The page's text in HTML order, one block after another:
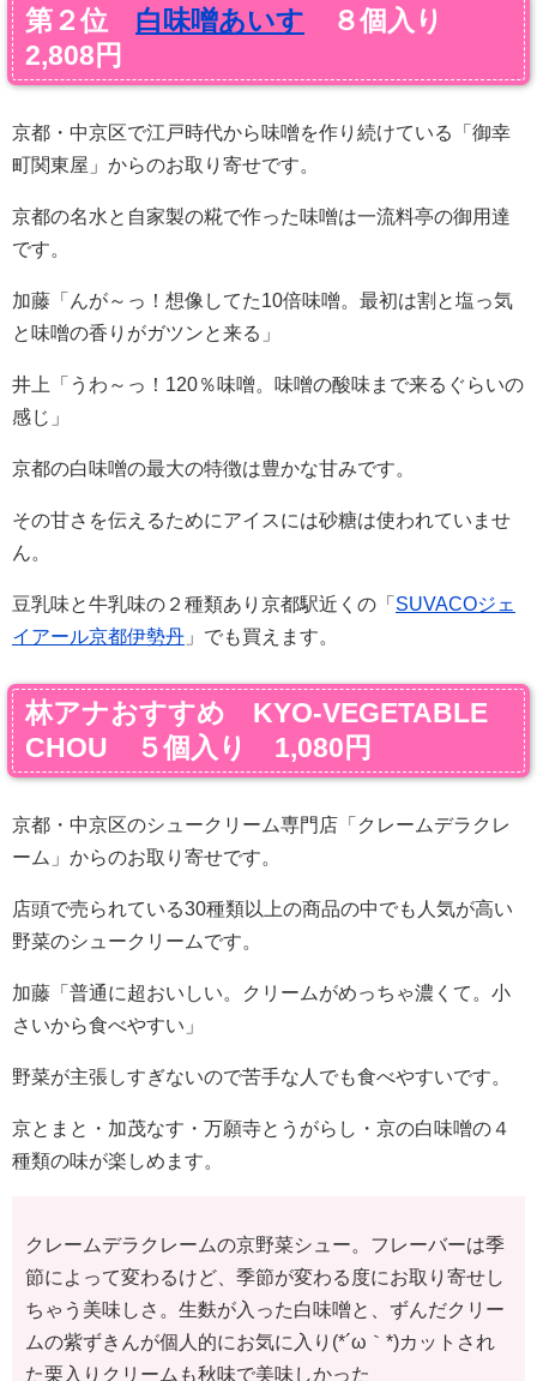
第２位 白味噌あいす ８個入り
2,808円
京都・中京区で江戸時代から味噌を作り続けている「御幸
町関東屋」からのお取り寄せです。
京都の名水と自家製の糀で作った味噌は一流料亭の御用達
です。
加藤「んが～っ！想像してた10倍味噌。最初は割と塩っ気
と味噌の香りがガツンと来る」
井上「うわ～っ！120％味噌。味噌の酸味まで来るぐらいの
感じ」
京都の白味噌の最大の特徴は豊かな甘みです。
その甘さを伝えるためにアイスには砂糖は使われていませ
ん。
豆乳味と牛乳味の２種類あり京都駅近くの「 SUVACOジェ
イアール京都伊勢丹 」でも買えます。
林アナおすすめ KYO-VEGETABLE
CHOU ５個入り 1,080円
京都・中京区のシュークリーム専門店「クレームデラクレ
ーム」からのお取り寄せです。
店頭で売られている30種類以上の商品の中でも人気が高い
野菜のシュークリームです。
加藤「普通に超おいしい。クリームがめっちゃ濃くて。小
さいから食べやすい」
野菜が主張しすぎないので苦手な人でも食べやすいです。
京とまと・加茂なす・万願寺とうがらし・京の白味噌の４
種類の味が楽しめます。
クレームデラクレームの京野菜シュー。フレーバーは季
節によって変わるけど、季節が変わる度にお取り寄せし
ちゃう美味しさ。生麩が入った白味噌と、ずんだクリー
ムの紫ずきんが個人的にお気に入り(*´ω｀*)カットされ
た栗入りクリームも秋味で美味しかった